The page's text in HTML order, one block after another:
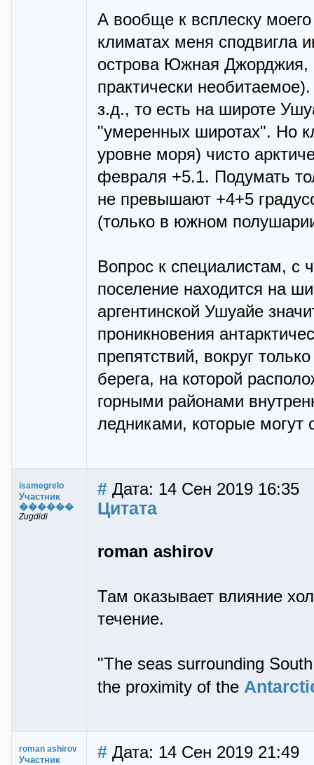
А вообще к всплеску
климатах меня сподвигла
острова Южная Джорджия,
практически
з.д., то есть на широте
"умеренных широтах". Но
уровне моря) чисто
февраля +5.1. Подумать
не превышают +4+5
(только в южном
Вопрос к специалистам, с
поселение находится на
аргентинской Ушуайе
проникновения
препятствий, вокруг
берега, на которой
горными районами
ледниками, которые могут
isamegrelo
Участник
������
Zugdidi
# Дата: 14 Сен 2019 16:35
Цитата
roman ashirov
Там оказывает влияние
течение.
"The seas surrounding
the proximity of the
roman ashirov
Участник
# Дата: 14 Сен 2019 21:49